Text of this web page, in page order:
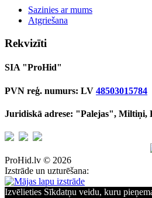
Sazinies ar mums
Atgriešana
Rekvizīti
SIA "ProHid"
PVN reģ. numurs: LV 48503015784
Juridiskā adrese: "Palejas", Miltiņi,
ProHid.lv © 2026
Izstrāde un uzturēšana:
Izvēlieties Sīkdatņu veidu, kuru